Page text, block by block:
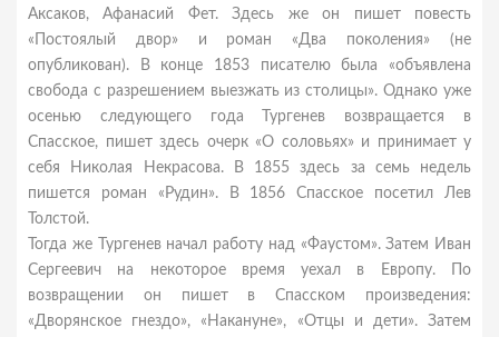
Аксаков, Афанасий Фет. Здесь же он пишет повесть
«Постоялый двор» и роман «Два поколения» (не
опубликован). В конце 1853 писателю была «объявлена
свобода с разрешением выезжать из столицы». Однако уже
осенью следующего года Тургенев возвращается в
Спасское, пишет здесь очерк «О соловьях» и принимает у
себя Николая Некрасова. В 1855 здесь за семь недель
пишется роман «Рудин». В 1856 Спасское посетил Лев
Толстой.
Тогда же Тургенев начал работу над «Фаустом». Затем Иван
Сергеевич на некоторое время уехал в Европу. По
возвращении он пишет в Спасском произведения:
«Дворянское гнездо», «Накануне», «Отцы и дети». Затем